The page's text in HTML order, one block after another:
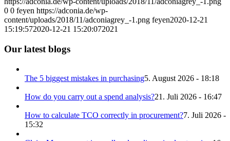
0 0 feyen https://adconia.de/wp-
content/uploads/2018/11/adconiagrey_-1.png feyen2020-12-21
15:19:572020-12-21 15:20:072021
Our latest blogs
The 5 biggest mistakes in purchasing5. August 2026 - 18:18
How do you carry out a spend analysis?21. Juli 2026 - 16:47
How to calculate TCO correctly in procurement?7. Juli 2026 -
15:32